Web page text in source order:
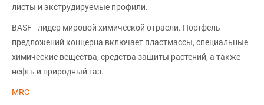
листы и экструдируемые профили.
BASF - лидер мировой химической отрасли. Портфель
предложений концерна включает пластмассы, специальные
химические вещества, средства защиты растений, а также
нефть и природный газ.
MRC